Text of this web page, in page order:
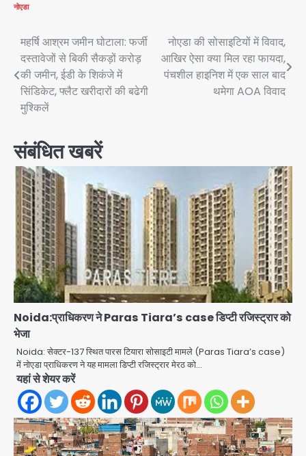
नोएडा
Post
navigation
महर्षि आश्रम जमीन घोटाला: फर्जी
दस्तावेजों से बिकी सैकड़ों करोड़
की जमीन, ईडी के शिकंजे में
सिंडिकेट, फ्लैट खरीदारों की बढेगी
मुश्किलें
नोएडा की सोसाइटियों में विवाद,
आखिर ऐसा क्या मिल रहा फायदा,
पंचशील हाइनिश में एक साल बाद
थमेगा AOA विवाद
संबंधित खबरें
Noida:प्राधिकरण ने Paras Tiara’s case डिप्टी रजिस्ट्रार को
भेजा
Noida: सेक्टर-137 स्थित पारस टियारा सोसाइटी मामले (Paras Tiara’s case)
में नोएडा प्राधिकरण ने यह मामला डिप्टी रजिस्ट्रार मेरठ को…
यहां से शेयर करें
2
एंटी-बर्गलरी सेल की बड़ी कामयाबी, चोरी के
माल की खरीद-फरोख्त करने वाले गिरोह का
भंडाफोड़
Team JHJ
3
सरकारी भर्ती परीक्षाओं में नकल कराने वाले
अंतरराज्यीय गिरोह का भंडाफोड़, मास्टरमाइंड
समेत 7 गिरफ्तार
आॅपरेशन ह्यप्रहारह्ण : 72 घंटे में उत्तर-पश्चिम
जिला पुलिस का बड़ा एक्शन
Team JHJ